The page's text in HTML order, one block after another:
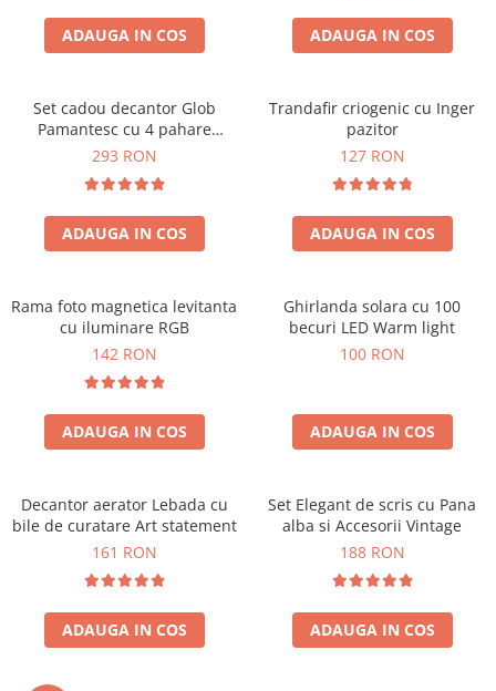
Cadouri Fete
Pentru Copilul din tine
Cadouri de Casa Noua
Cadouri Majorat
Cadouri pentru Nasi
Cadouri pentru Bunici
Cadouri pentru Prieteni
Cel ce are tot
Cadouri Nunta si Cununie civila
Cani si Termosuri
Jocuri si Puzzle
Seturi de caligrafie
Cadouri Sfantul Alexandru
Cadouri Constantin si Elena
Cadouri Sfanta Maria
Cadouri Sfintii Mihail si Gavriil
ADAUGA IN COS ADAUGA IN COS
Set cadou decantor Glob
Pamantesc cu 4 pahare
Deluxe
293 RON
ADAUGA IN COS
Trandafir criogenic cu Inger
pazitor
127 RON
ADAUGA IN COS
Rama foto magnetica levitanta
cu iluminare RGB
142 RON
ADAUGA IN COS
Ghirlanda solara cu 100
becuri LED Warm light
100 RON
ADAUGA IN COS
Decantor aerator Lebada cu
bile de curatare Art statement
161 RON
ADAUGA IN COS
Set Elegant de scris cu Pana
alba si Accesorii Vintage
188 RON
ADAUGA IN COS